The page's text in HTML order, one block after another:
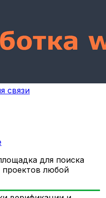
связи
для поиска
любой